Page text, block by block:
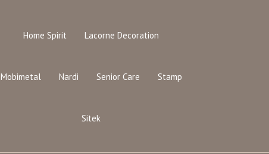
Home Spirit Lacorne Decoration
Mobimetal Nardi Senior Care Stamp
Sitek